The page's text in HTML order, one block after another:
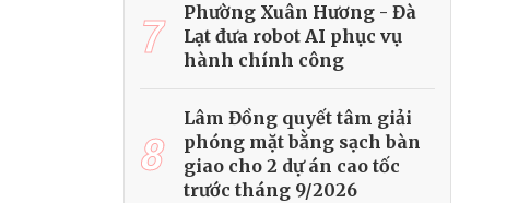
7
Phường Xuân Hương - Đà
Lạt đưa robot AI phục vụ
hành chính công
8
Lâm Đồng quyết tâm giải
phóng mặt bằng sạch bàn
giao cho 2 dự án cao tốc
trước tháng 9/2026